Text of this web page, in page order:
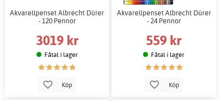
Akvarellpenset Albrecht Dürer
- 120 Pennor
3019 kr
Fåtal i lager
Köp
Akvarellpenset Albrecht Dürer
- 24 Pennor
559 kr
Fåtal i lager
Köp